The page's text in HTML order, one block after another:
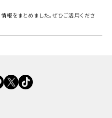
報をまとめました。ぜひご活用くださ